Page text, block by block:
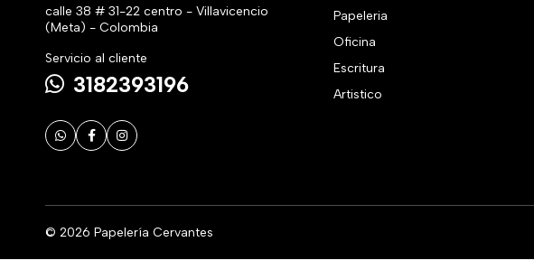
calle 38 # 31-22 centro - Villavicencio
(Meta) - Colombia
Servicio al cliente
3182393196
Papeleria
Oficina
Escritura
Artistico
© 2026 Papelería Cervantes